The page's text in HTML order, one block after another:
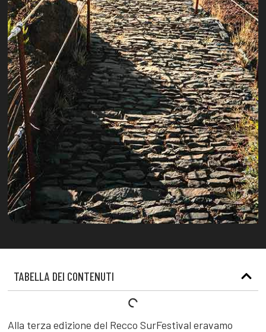
TABELLA DEI CONTENUTI
Alla terza edizione del Recco SurFestival eravamo